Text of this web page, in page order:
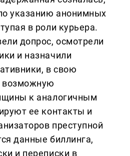
указанию анонимных
в роли курьера.
допрос, осмотрели
и назначили
в свою
возможную
к аналогичным
ее контакты и
преступной
данные биллинга,
и переписки в